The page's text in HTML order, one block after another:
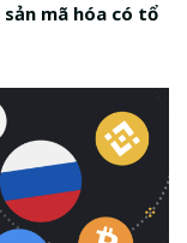
mã hóa có tổ